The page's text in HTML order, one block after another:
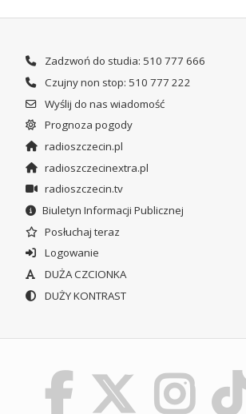
Zadzwoń do studia: 510 777 666
Czujny non stop: 510 777 222
Wyślij do nas wiadomość
Prognoza pogody
radioszczecin.pl
radioszczecinextra.pl
radioszczecin.tv
Biuletyn Informacji Publicznej
Posłuchaj teraz
Logowanie
DUŻA CZCIONKA
DUŻY KONTRAST